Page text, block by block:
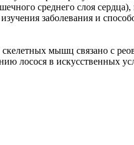
среднего слоя
заболевания и
скелетных мышц связано с
в искусственных